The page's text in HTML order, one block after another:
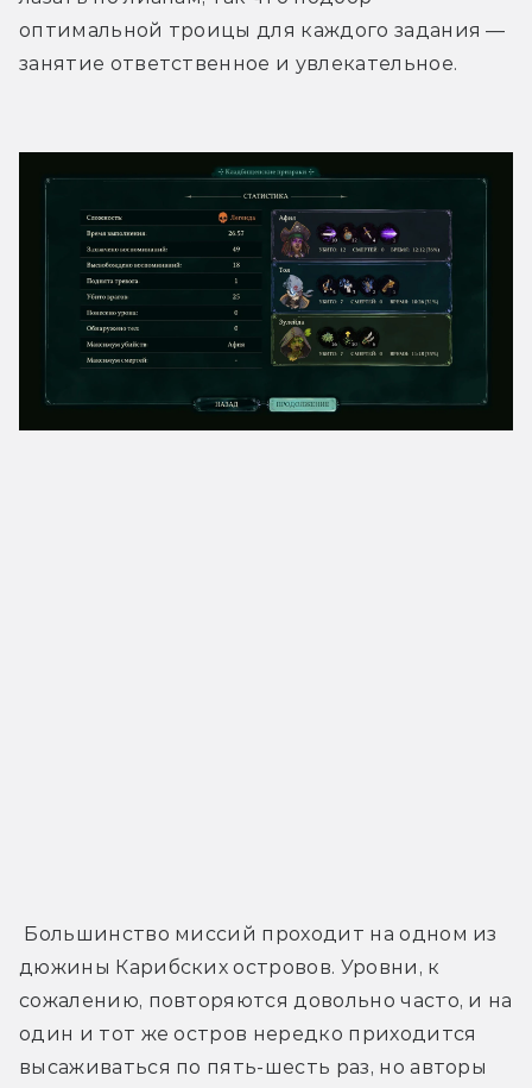
оптимальной троицы для каждого задания —
занятие ответственное и увлекательное.
Большинство миссий проходит на одном из
дюжины Карибских островов. Уровни, к
сожалению, повторяются довольно часто, и на
один и тот же остров нередко приходится
высаживаться по пять-шесть раз, но авторы